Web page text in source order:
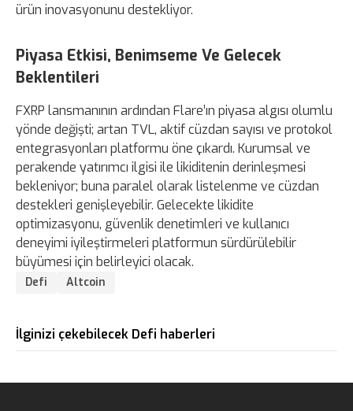
ürün inovasyonunu destekliyor.
Piyasa Etkisi, Benimseme Ve Gelecek
Beklentileri
FXRP lansmanının ardından Flare’ın piyasa algısı olumlu
yönde değişti; artan TVL, aktif cüzdan sayısı ve protokol
entegrasyonları platformu öne çıkardı. Kurumsal ve
perakende yatırımcı ilgisi ile likiditenin derinleşmesi
bekleniyor; buna paralel olarak listelenme ve cüzdan
destekleri genişleyebilir. Gelecekte likidite
optimizasyonu, güvenlik denetimleri ve kullanıcı
deneyimi iyileştirmeleri platformun sürdürülebilir
büyümesi için belirleyici olacak.
Defi Altcoin
İlginizi çekebilecek Defi haberleri